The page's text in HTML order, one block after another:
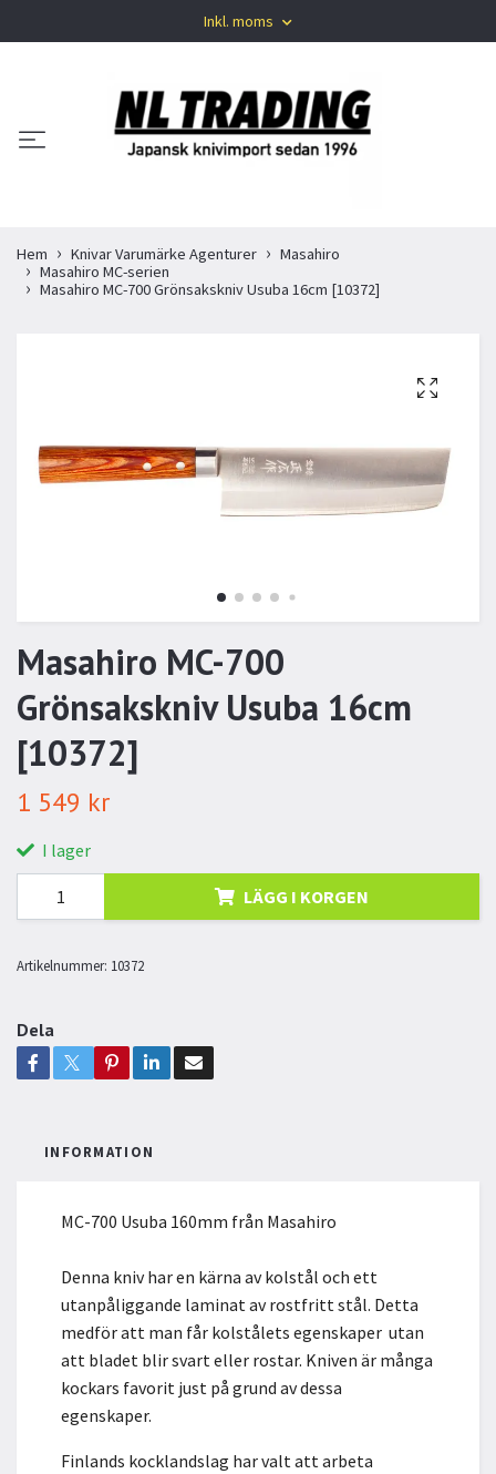
Inkl. moms
Hem Knivar Varumärke Agenturer
Masahiro
Masahiro MC-serien
Masahiro MC-700 Grönsakskniv Usuba 16cm [10372]
Masahiro MC-700
Grönsakskniv Usuba 16cm
[10372]
1 549 kr
I lager
LÄGG I KORGEN
Artikelnummer: 10372
Dela
INFORMATION
MC-700 Usuba 160mm från Masahiro
Denna kniv har en kärna av kolstål och ett
utanpåliggande laminat av rostfritt stål. Detta
medför att man får kolstålets egenskaper utan
att bladet blir svart eller rostar. Kniven är många
kockars favorit just på grund av dessa
egenskaper.
Finlands kocklandslag har valt att arbeta